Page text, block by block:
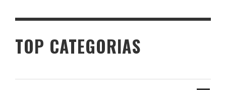
TOP CATEGORIAS